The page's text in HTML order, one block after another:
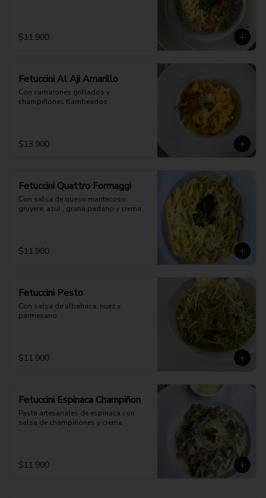
$11.900
Fetuccini Al Aji Amarillo
Con camarones grillados y
champiñones flambeados
$13.900
Fetuccini Quattro Formaggi
Con salsa de queso mantecoso,
gruyere, azul , grana padano y crema.
$11.900
Fetuccini Pesto
Con salsa de albahaca, nuez y
parmesano
$11.900
Fetuccini Espinaca Champiñon
Pasta artesanales de espinaca con
salsa de champiñones y crema
$11.900